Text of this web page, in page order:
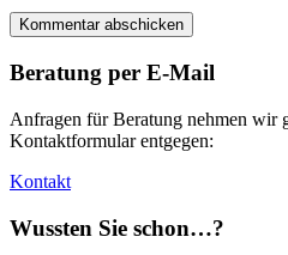
Beratung per E-Mail
Anfragen für Beratung nehmen wir
Kontaktformular entgegen:
Kontakt
Wussten Sie schon…?